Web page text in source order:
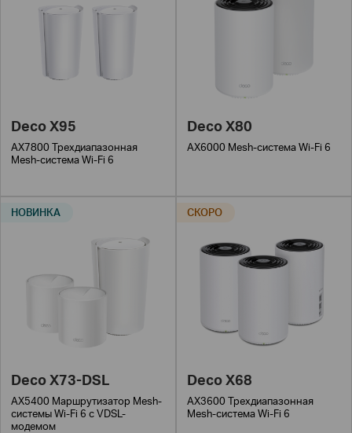
Deco X95
AX7800 Трехдиапазонная
Mesh-система Wi-Fi 6
Deco X80
AX6000 Mesh-система Wi-Fi 6
Deco X73-DSL
AX5400 Маршрутизатор Mesh-
системы Wi-Fi 6 с VDSL-
модемом
НОВИНКА
Deco X68
AX3600 Трехдиапазонная
Mesh-система Wi-Fi 6
СКОРО